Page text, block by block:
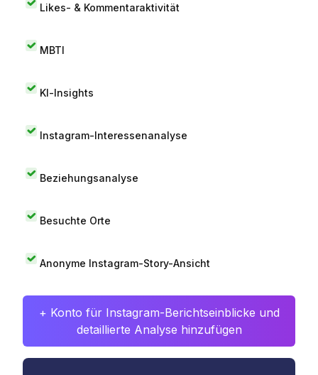
Likes- & Kommentaraktivität
MBTI
KI-Insights
Instagram-Interessenanalyse
Beziehungsanalyse
Besuchte Orte
Anonyme Instagram-Story-Ansicht
+ Konto für Instagram-Berichtseinblicke und
detaillierte Analyse hinzufügen